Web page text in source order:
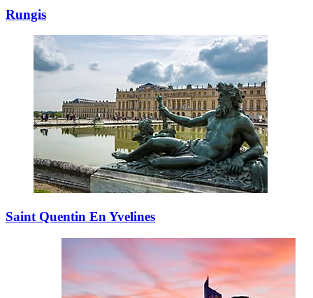
Rungis
Saint Quentin En Yvelines